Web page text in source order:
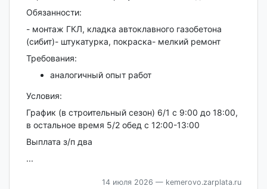
Обязанности:
- монтаж ГКЛ, кладка автоклавного газобетона
(сибит)- штукатурка, покраска- мелкий ремонт
Требования:
аналогичный опыт работ
Условия:
График (в строительный сезон) 6/1 с 9:00 до 18:00,
в остальное время 5/2 обед с 12:00-13:00
Выплата з/п два
...
14 июля 2026 — kemerovo.zarplata.ru